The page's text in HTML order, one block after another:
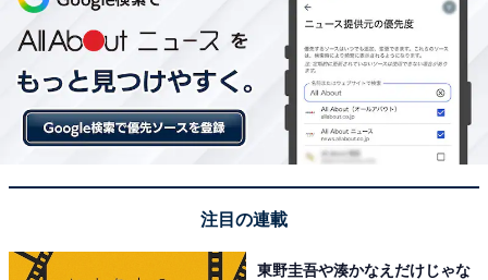
📺番組出演情報📺
🔥1/1(木) 17:00～
フジテレビ「クイズ＄ミリオネア」に#橋本環奈さ
んが出演！
環奈さんが賞金1000万円獲得をかけて
難問クイズに挑戦！💪
アイテムでヤンドクメンバーも出演?!
注目の連載
東野圭吾や湊かなえだけじゃな